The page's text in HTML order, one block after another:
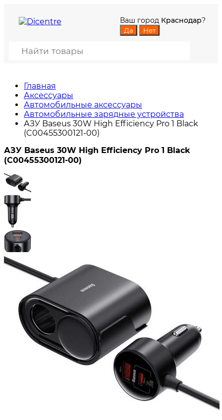
Ваш город Краснодар?
Главная
Аксессуары
Автомобильные аксессуары
Автомобильные зарядные устройства
АЗУ Baseus 30W High Efficiency Pro 1 Black
(C00455300121-00)
АЗУ Baseus 30W High Efficiency Pro 1 Black
(C00455300121-00)